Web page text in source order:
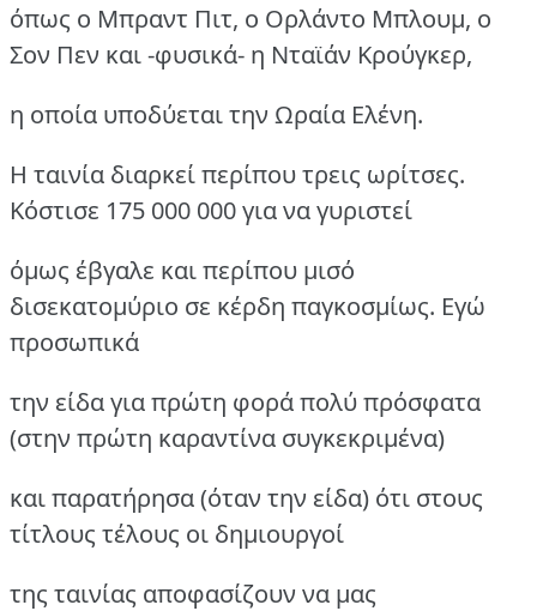
όπως ο Μπραντ Πιτ, ο Ορλάντο Μπλουμ, ο
Σον Πεν και -φυσικά- η Νταϊάν Κρούγκερ,
η οποία υποδύεται την Ωραία Ελένη.
Η ταινία διαρκεί περίπου τρεις ωρίτσες.
Κόστισε 175 000 000 για να γυριστεί
όμως έβγαλε και περίπου μισό
δισεκατομύριο σε κέρδη παγκοσμίως. Εγώ
προσωπικά
την είδα για πρώτη φορά πολύ πρόσφατα
(στην πρώτη καραντίνα συγκεκριμένα)
και παρατήρησα (όταν την είδα) ότι στους
τίτλους τέλους οι δημιουργοί
της ταινίας αποφασίζουν να μας